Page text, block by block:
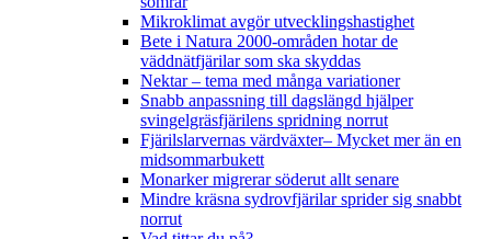
Mikroklimat avgör utvecklingshastighet
Bete i Natura 2000-områden hotar de
väddnätfjärilar som ska skyddas
Nektar – tema med många variationer
Snabb anpassning till dagslängd hjälper
svingelgräsfjärilens spridning norrut
Fjärilslarvernas värdväxter– Mycket mer än en
midsommarbukett
Monarker migrerar söderut allt senare
Mindre kräsna sydrovfjärilar sprider sig snabbt
norrut